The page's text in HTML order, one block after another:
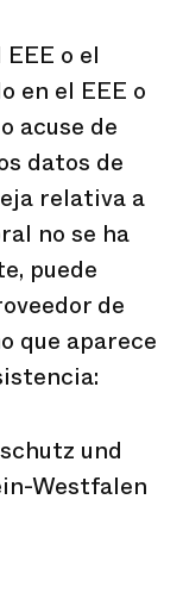
o el
en el EEE o
acuse de
datos de
relativa a
no se ha
puede
de
que aparece
und
Westfalen